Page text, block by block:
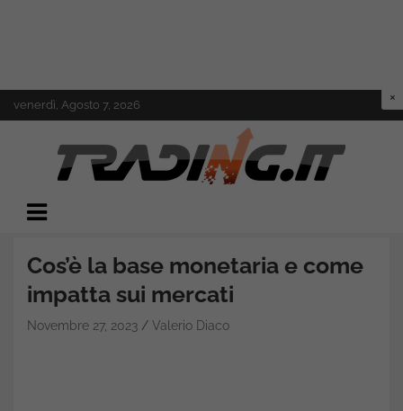
to
venerdì, Agosto 7, 2026
Trading.it
Cos’è la base monetaria e come
impatta sui mercati
Novembre 27, 2023 Valerio Diaco